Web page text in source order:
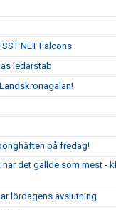
NET Falcons
ledarstab
på fredag!
när det gällde som mest -
lördagens avslutning